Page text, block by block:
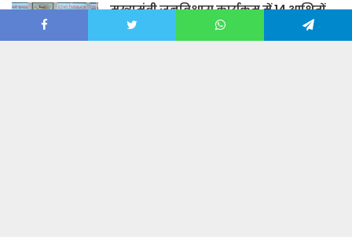
मुख्यमंत्री जनविश्वास कार्यक्रम में 14 आश्रितों
को मिले अनुकंपा नियुक्ति आदेश, खिले चेहरे
2 days ago
Facebook Twitter WhatsApp Telegram